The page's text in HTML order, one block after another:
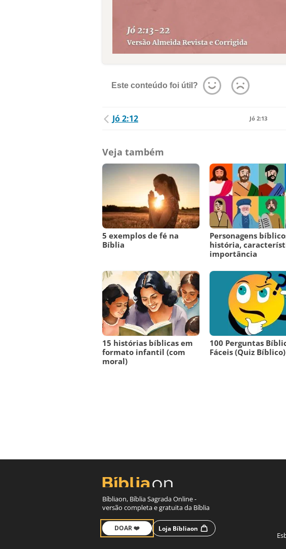
Este conteúdo foi útil?
Jó 2:12 Jó 2:13
Veja também
5 exemplos de fé na
Bíblia
Personagens
história,
importância
15 histórias bíblicas em
formato infantil (com
moral)
100 Perguntas
Fáceis (Quiz Bíblico)
Bíbliaon, Bíblia Sagrada Online -
versão completa e gratuita da Bíblia
DOAR ❤️ Loja Bíbliaon